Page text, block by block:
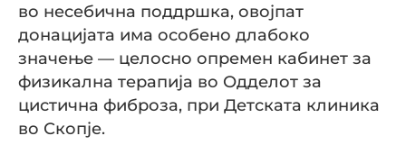
во несебична поддршка, овојпат
донацијата има особено длабоко
значење — целосно опремен кабинет за
физикална терапија во Одделот за
цистична фиброза, при Детската клиника
во Скопје.